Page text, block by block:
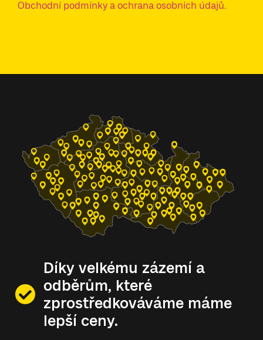
Obchodní podmínky a ochrana osobních údajů.
Díky velkému zázemí a
odběrům, které
zprostředkováváme máme
lepší ceny.